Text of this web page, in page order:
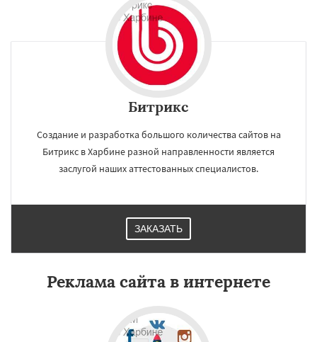
Битрикс
Создание и разработка большого количества сайтов на
Битрикс в Харбине разной направленности является
заслугой наших аттестованных специалистов.
ЗАКАЗАТЬ
Реклама сайта в интернете